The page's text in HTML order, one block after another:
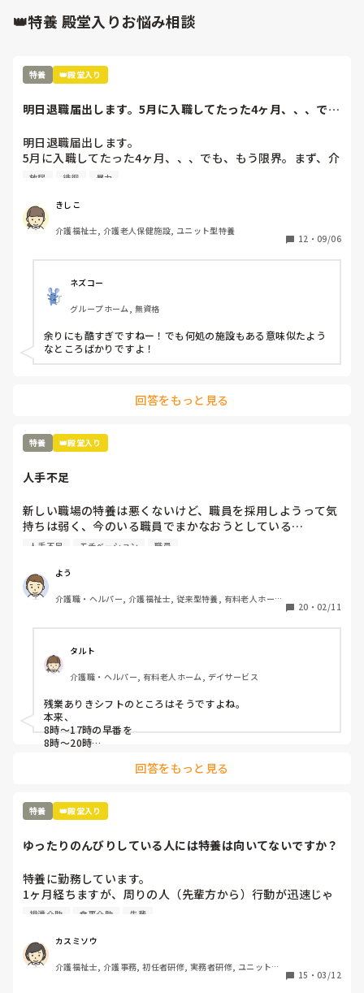
なので、それ毎日やってる介護士さんも、見ますので、発言は
きおつけた方が良いと思いますよ。
勿論、そんなつもりでは、無いと思いますが。　　　そういう
発言が、介護と看護の溝を深くしてしまうのだと思います。
👑特養 殿堂入りお悩み相談
特養 👑殿堂入り
明日退職届出します。5月に入職してたった4ヶ月、、、で
明日退職届出します。
5月に入職してたった4ヶ月、、、でも、もう限界。まず、介
護長がわけわかんない。利用者を怒鳴りつけ、パット交換は
言いなりになり、リーダーで決めたことを覆す、人手が足り
ないのに、キチンと休みは入れ、夜勤はやりたくない
と、、、職員の悪口を言い、ウワサ話しを本気にする、、、
業の用紙を書き換えろと、、、職員のストレスもすごいが、
利用者もこれは精神科？って利用者ばかりを入れる。一晩中
徘徊、放尿、便失禁、暴言、暴力、コール頻回、フラつきが
強く見守りが必要、、、こんな利用者1人じゃみれません。
でも、日中も夜間も1人でみろと、、、なぜ？できないん
だ？と。ハッキリ言って、いつ事故が起きてもおかしくない
状況。そして、体調不良や急変を見つけると、見つけた人か
決めても、話してもちゃんとやってくれない、、、こんな施
放尿 徘徊 暴力
きしこ
介護福祉士, 介護老人保健施設, ユニット型特養
12 ・ 09/06
ネズコー
グループホーム, 無資格
余りにも酷すぎですねー！でも何処の施設もある意味似たよう
なところばかりですよ！
回答をもっと見る
特養 👑殿堂入り
人手不足
新しい職場の特養は悪くないけど、職員を採用しようって気
持ちは弱く、今のいる職員でまかなおうとしている…
今の職場の前の老健も人手不足だったけど、まだ、職員を採
これじゃ、現有戦力、職員が更に潰れるよ…
人手不足 モチベーション 職員
よう
介護職・ヘルパー, 介護福祉士, 従来型特養, 有料老人ホー
20 ・ 02/11
タルト
介護職・ヘルパー, 有料老人ホーム, デイサービス
残業ありきシフトのところはそうですよね。
本来、
8時〜17時の早番を
8時〜20時
20時〜9時半や10時…
どうしてこんな発想ができるんでしょうね。
そこも特養ユニット型ですが、ほぼ新規の職員の採用はなく、
残業代が入るから良いという人もいますが、12時間以上の拘束
回答をもっと見る
特養 👑殿堂入り
ゆったりのんびりしている人には特養は向いてないですか？
特養に勤務しています。
1ヶ月経ちますが、周りの人（先輩方から）行動が迅速じゃ
ない、ゆったりしている、のんびりしていると言われます。
ア、入浴の方のバイタル測定、9時までに終わらせて臥床さ
せる。入浴の方はフロアに待機、それが終わったら記録（手
書き）を10時までに終わらせて隣のユニットに行って陰部洗
排泄介助 食事介助 先輩
カスミソウ
介護福祉士, 介護事務, 初任者研修, 実務者研修, ユニット型
15 ・ 03/12